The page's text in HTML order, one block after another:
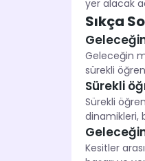
yer alacak
Sıkça
Geleceğin
sürekli
Sürekli
Sürekli
dinamikleri,
Kesitler